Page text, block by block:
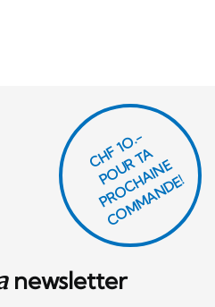
newsletter
CHF 1O.-
P
O
U
R
T
A
P
R
O
C
H
AI
N
E
C
O
M
M
A
N
D
E!